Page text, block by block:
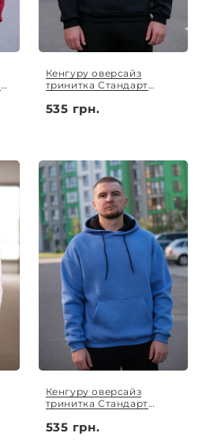
Кенгуру оверсайз
тринитка Стандарт
535 грн.
Кенгуру оверсайз
тринитка Стандарт
535 грн.